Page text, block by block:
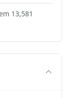
13,581